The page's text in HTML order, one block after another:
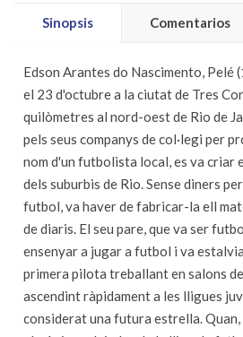
Sinopsis Comentarios
Edson Arantes do Nascimento,
el 23 d'octubre a la ciutat de Tres
quilòmetres al nord-oest de Rio de
pels seus companys de col·legi per
nom d'un futbolista local, es va criar
dels suburbis de Rio. Sense diners
futbol, va haver de fabricar-la ell
de diaris. El seu pare, que va ser
ensenyar a jugar a futbol i va
primera pilota treballant en salons
ascendint ràpidament a les lligues
considerat una futura estrella. Quan,